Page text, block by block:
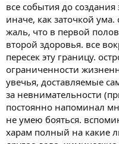
все события до
иначе, как заточкой ума.
жаль, что в первой
второй здоровья. все
пересек эту границу.
ограниченности
увечья, доставляемые
за невнимательности
постоянно напоминал
не умею бояться.
харам полный на какие